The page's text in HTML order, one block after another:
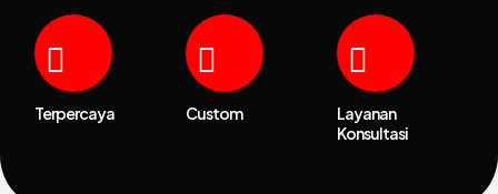
Terpercaya Custom
Layanan
Konsultasi